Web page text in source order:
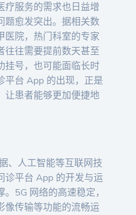
疗服务的需求也日益增
题愈发突出。据相关数
医院，热门科室的专家
往往需要提前数天甚至
挂号，也可能面临长时
平台 App 的出现，正是
让患者能够更加便捷地
、人工智能等互联网技
诊平台 App 的开发与运
5G 网络的高速稳定，
像传输等功能的流畅运